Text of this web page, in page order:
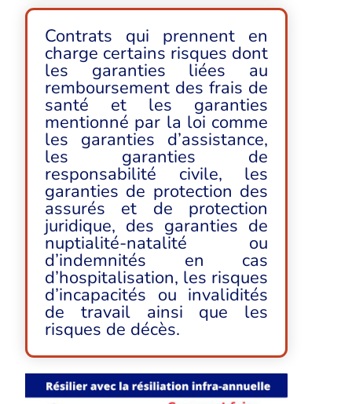
Contrats qui prennent en
charge certains risques dont
les garanties liées au
remboursement des frais de
santé et les garanties
mentionné par la loi comme
les garanties d’assistance,
les garanties de
responsabilité civile, les
garanties de protection des
assurés et de protection
juridique, des garanties de
nuptialité-natalité ou
d’indemnités en cas
d’hospitalisation, les risques
d’incapacités ou invalidités
de travail ainsi que les
risques de décès.